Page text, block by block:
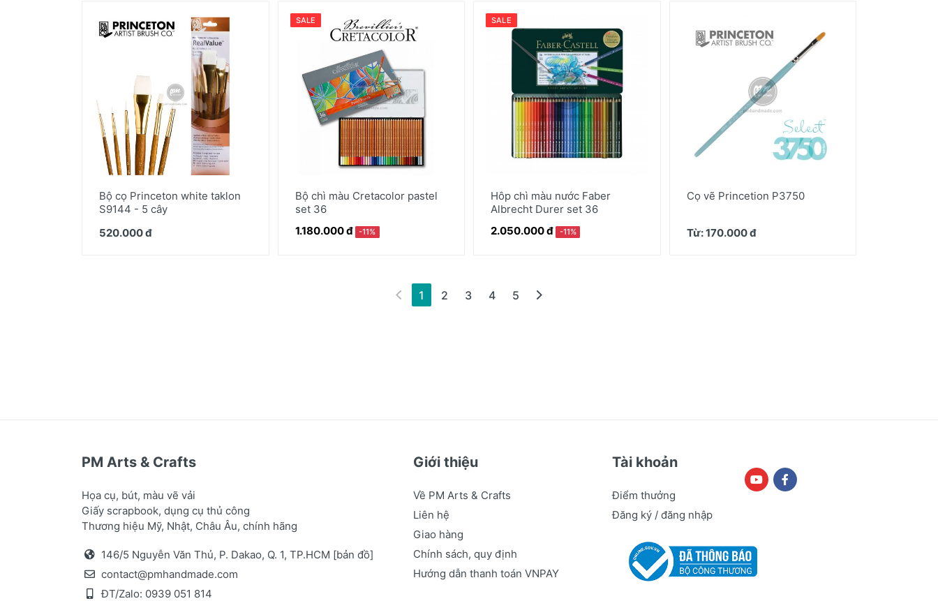
Bộ cọ Princeton white taklon
S9144 - 5 cây
520.000 đ
SALE
Bộ chì màu Cretacolor pastel
set 36
1.180.000 đ
-11%
SALE
Hôp chì màu nước Faber
Albrecht Durer set 36
2.050.000 đ
-11%
Cọ vẽ Princetion P3750
Từ: 170.000 đ
1 (hiện tại)
2 3 4 5
PM Arts & Crafts
Họa cụ, bút, màu vẽ vải
Giấy scrapbook, dụng cụ thủ công
Thương hiệu Mỹ, Nhật, Châu Âu, chính hãng
146/5 Nguyễn Văn Thủ, P. Dakao, Q. 1, TP.HCM [bản đồ]
contact@pmhandmade.com
ĐT/Zalo: 0939 051 814
Giới thiệu
Về PM Arts & Crafts
Liên hệ
Giao hàng
Chính sách, quy định
Hướng dẫn thanh toán VNPAY
Tài khoản
Điểm thưởng
Đăng ký / đăng nhập